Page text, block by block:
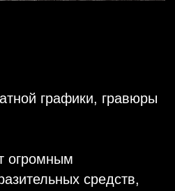
графики, гравюры
огромным
средств,